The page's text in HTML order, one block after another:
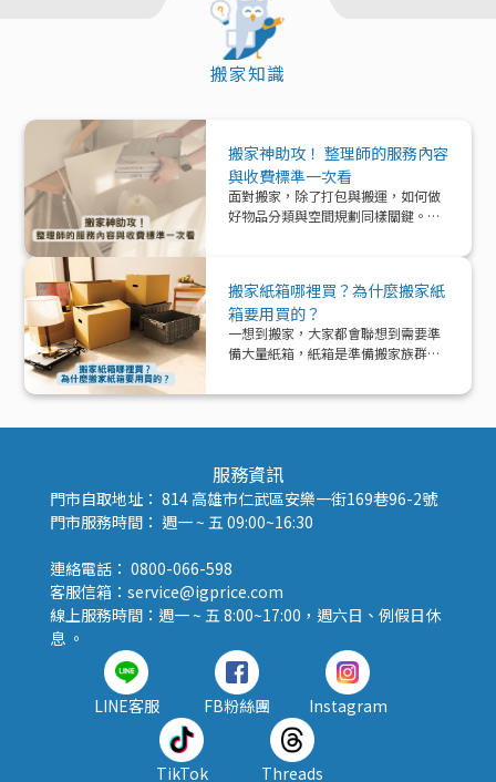
搬家知識
搬家神助攻！ 整理師的服務內容
與收費標準一次看
面對搬家，除了打包與搬運，如何做
好物品分類與空間規劃同樣關鍵。本
一次解析！
搬家紙箱哪裡買？為什麼搬家紙
箱要用買的？
一想到搬家，大家都會聯想到需要準
備大量紙箱，紙箱是準備搬家族群的
服務資訊
門市自取地址： 814 高雄市仁武區安樂一街169巷96-2號
門市服務時間： 週一 ~ 五 09:00~16:30
連絡電話： 0800-066-598
客服信箱：service@igprice.com
線上服務時間：週一 ~ 五 8:00~17:00，週六日、例假日休
息 。
LINE客服 FB粉絲團 Instagram
TikTok Threads